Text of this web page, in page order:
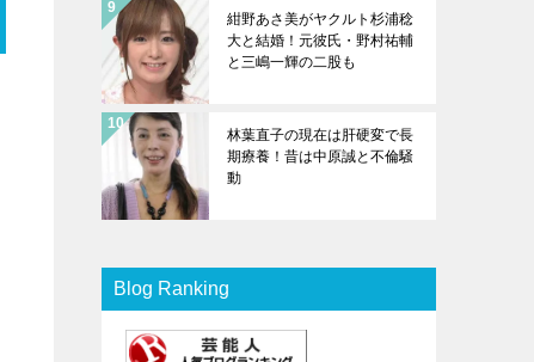
紺野あさ美がヤクルト杉浦稔
大と結婚！元彼氏・野村祐輔
と三嶋一輝の二股も
林葉直子の現在は肝硬変で長
期療養！昔は中原誠と不倫騒
動
Blog Ranking